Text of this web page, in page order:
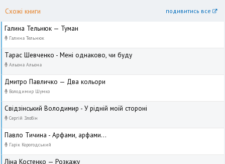
Схожі книги подивитись все
Галина Тельнюк — Туман
Галина Тельнюк
Тарас Шевченко - Мені однаково, чи буду
Альона Альона
Дмитро Павличко — Два кольори
Володимир Шумко
Свідзінський Володимир - У рідній моїй стороні
Сергій Злобін
Павло Тичина - Арфами, арфами...
Гарік Корогодський
Ліна Костенко — Розкажу